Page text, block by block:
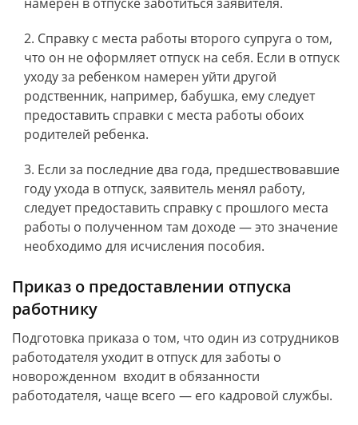
Справку с места работы второго супруга о том,
что он не оформляет отпуск на себя. Если в отпуск
уходу за ребенком намерен уйти другой
родственник, например, бабушка, ему следует
предоставить справки с места работы обоих
родителей ребенка.
Если за последние два года, предшествовавшие
году ухода в отпуск, заявитель менял работу,
следует предоставить справку с прошлого места
работы о полученном там доходе — это значение
необходимо для исчисления пособия.
Приказ о предоставлении отпуска
работнику
Подготовка приказа о том, что один из сотрудников
работодателя уходит в отпуск для заботы о
новорожденном входит в обязанности
работодателя, чаще всего — его кадровой службы.